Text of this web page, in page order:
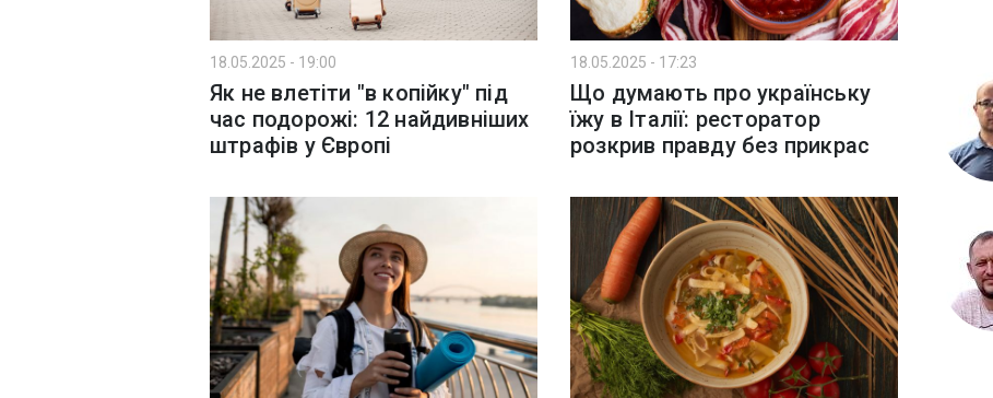
18.05.2025 - 19:00
Як не влетіти "в копійку" під
час подорожі: 12 найдивніших
штрафів у Європі
18.05.2025 - 17:23
Що думають про українську
їжу в Італії: ресторатор
розкрив правду без прикрас